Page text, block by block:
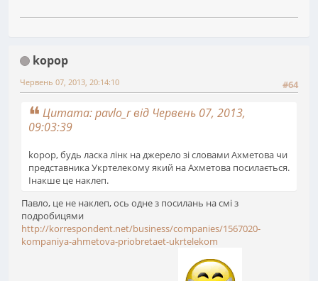
kopop
#64
Червень 07, 2013, 20:14:10
Цитата: pavlo_r від Червень 07, 2013,
09:03:39
kopop, будь ласка лінк на джерело зі словами Ахметова чи
представника Укртелекому який на Ахметова посилається.
Інакше це наклеп.
Павло, це не наклеп, ось одне з посилань на смі з
подробицями
http://korrespondent.net/business/companies/1567020-
kompaniya-ahmetova-priobretaet-ukrtelekom